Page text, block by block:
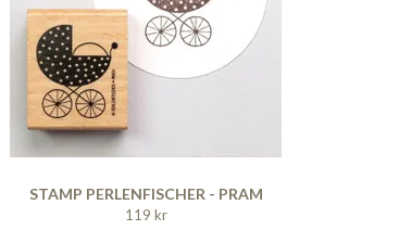
STAMP PERLENFISCHER - PRAM
119 kr